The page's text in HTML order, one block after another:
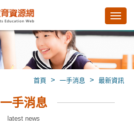
首頁 > 一手消息 > 最新資訊
一手消息
latest news